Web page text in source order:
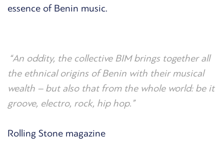
essence of Benin music.
“An oddity, the collective BIM brings together all
the ethnical origins of Benin with their musical
wealth – but also that from the whole world: be it
groove, electro, rock, hip hop.”
Rolling Stone magazine